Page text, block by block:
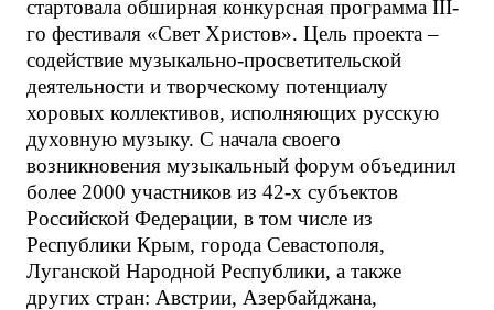
стартовала обширная конкурсная программа III-
го фестиваля «Свет Христов». Цель проекта –
содействие музыкально-просветительской
деятельности и творческому потенциалу
хоровых коллективов, исполняющих русскую
духовную музыку. С начала своего
возникновения музыкальный форум объединил
более 2000 участников из 42-х субъектов
Российской Федерации, в том числе из
Республики Крым, города Севастополя,
Луганской Народной Республики, а также
других стран: Австрии, Азербайджана,